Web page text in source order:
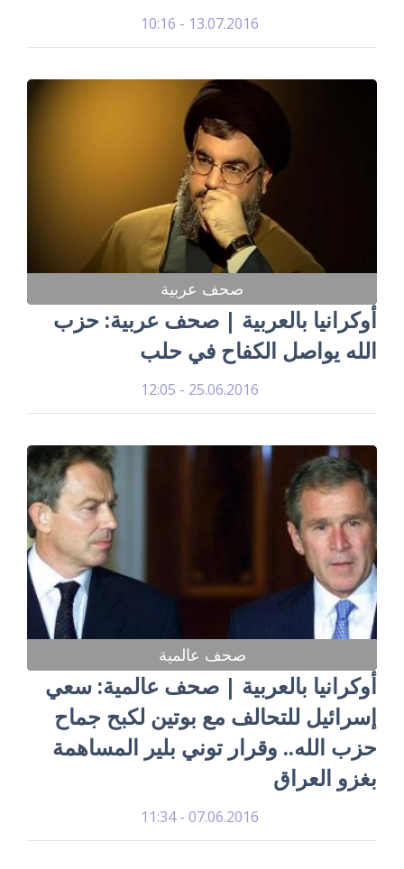
13.07.2016 - 10:16
صحف عربية
أوكرانيا بالعربية | صحف عربية: حزب
الله يواصل الكفاح في حلب
25.06.2016 - 12:05
صحف عالمية
أوكرانيا بالعربية | صحف عالمية: سعي
إسرائيل للتحالف مع بوتين لكبح جماح
حزب الله.. وقرار توني بلير المساهمة
بغزو العراق
07.06.2016 - 11:34